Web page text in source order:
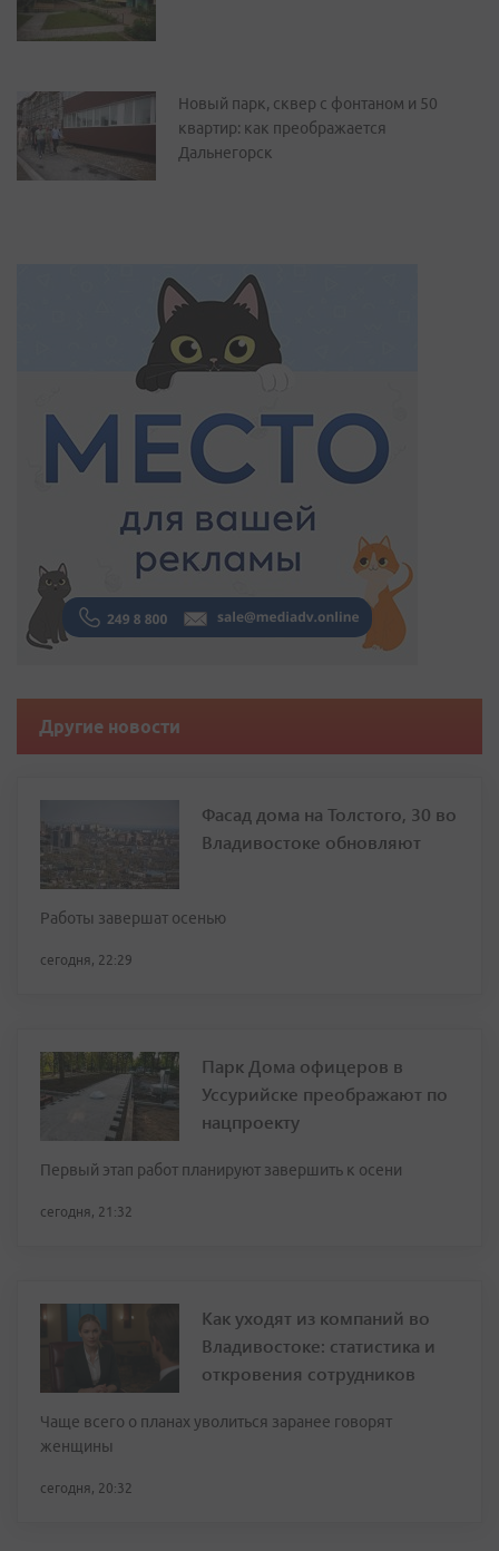
Новый парк, сквер с фонтаном и 50
квартир: как преображается
Дальнегорск
Другие новости
Фасад дома на Толстого, 30 во
Владивостоке обновляют
Работы завершат осенью
сегодня, 22:29
Парк Дома офицеров в
Уссурийске преображают по
нацпроекту
Первый этап работ планируют завершить к осени
сегодня, 21:32
Как уходят из компаний во
Владивостоке: статистика и
откровения сотрудников
Чаще всего о планах уволиться заранее говорят
женщины
сегодня, 20:32